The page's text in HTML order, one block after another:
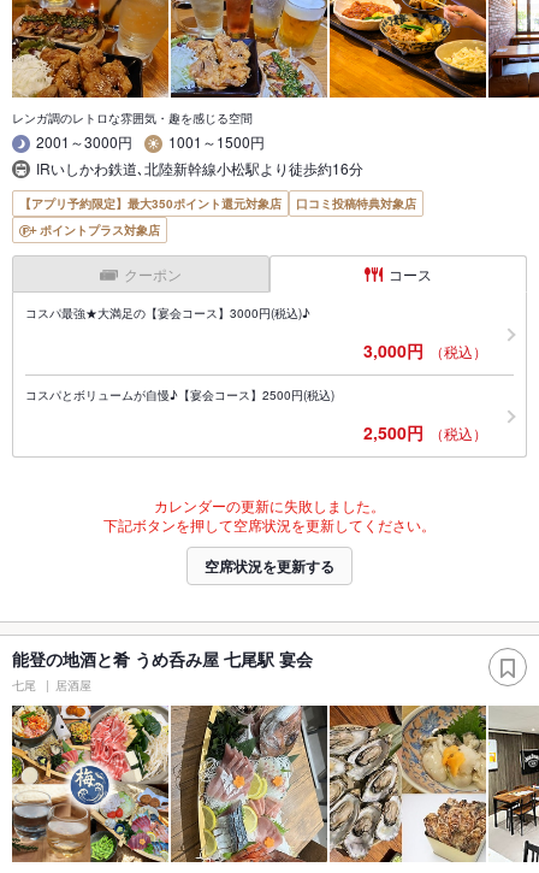
レンガ調のレトロな雰囲気・趣を感じる空間
2001～3000円
1001～1500円
IRいしかわ鉄道､北陸新幹線小松駅より徒歩約16分
【アプリ予約限定】最大350ポイント還元対象店
口コミ投稿特典対象店
ポイントプラス対象店
クーポン コース
コスパ最強★大満足の【宴会コース】3000円(税込)♪
3,000円 （税込）
コスパとボリュームが自慢♪【宴会コース】2500円(税込)
2,500円 （税込）
カレンダーの更新に失敗しました。
下記ボタンを押して空席状況を更新してください。
空席状況を更新する
能登の地酒と肴 うめ呑み屋 七尾駅 宴会
七尾 居酒屋